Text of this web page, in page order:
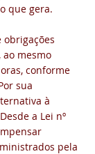
que gera.
obrigações
mesmo
conforme
sua
à
a Lei nº
pela